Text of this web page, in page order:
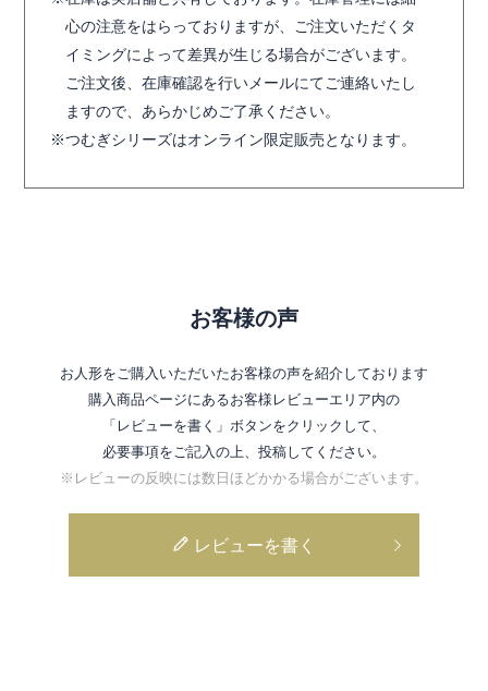
心の注意をはらっておりますが、ご注文いただくタ
イミングによって差異が生じる場合がございます。
ご注文後、在庫確認を行いメールにてご連絡いたし
ますので、あらかじめご了承ください。
つむぎシリーズはオンライン限定販売となります。
お客様の声
お人形をご購入いただいたお客様の声を紹介しております
購入商品ページにあるお客様レビューエリア内の
「レビューを書く」ボタンをクリックして、
必要事項をご記入の上、投稿してください。
※レビューの反映には数日ほどかかる場合がございます。
レビューを書く